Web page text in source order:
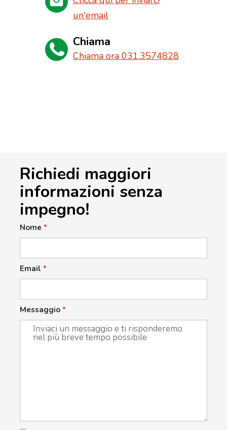
un'email
Chiama
Chiama ora 031.3574828
Richiedi maggiori
informazioni senza
impegno!
Nome *
Email *
Messaggio *